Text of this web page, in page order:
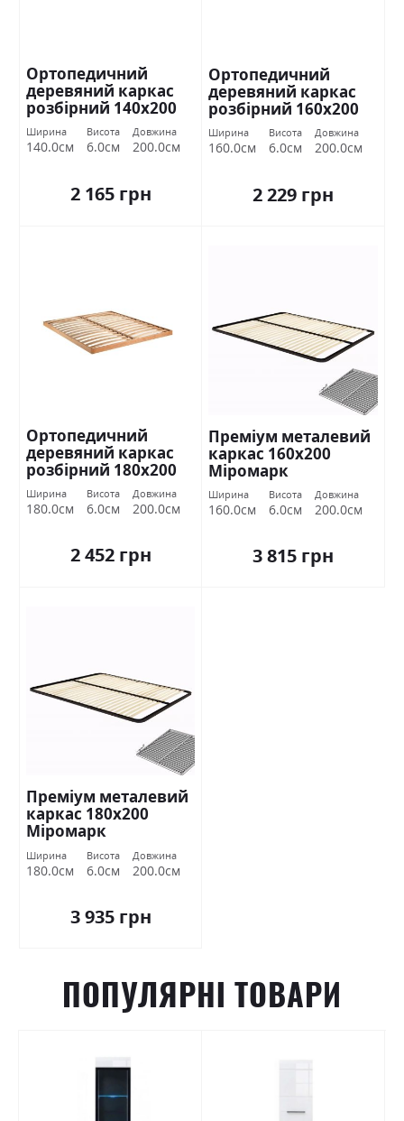
Ортопедичний
деревяний каркас
розбірний 140х200
Міромарк
Ширина
140.0см
Висота
6.0см
Довжина
200.0см
2 165 грн
Ортопедичний
деревяний каркас
розбірний 160х200
Міромарк
Ширина
160.0см
Висота
6.0см
Довжина
200.0см
2 229 грн
Ортопедичний
деревяний каркас
розбірний 180х200
Міромарк
Ширина
180.0см
Висота
6.0см
Довжина
200.0см
2 452 грн
Преміум металевий
каркас 160х200
Міромарк
Ширина
160.0см
Висота
6.0см
Довжина
200.0см
3 815 грн
Преміум металевий
каркас 180х200
Міромарк
Ширина
180.0см
Висота
6.0см
Довжина
200.0см
3 935 грн
ПОПУЛЯРНІ ТОВАРИ